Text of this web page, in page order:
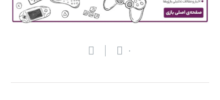
۰